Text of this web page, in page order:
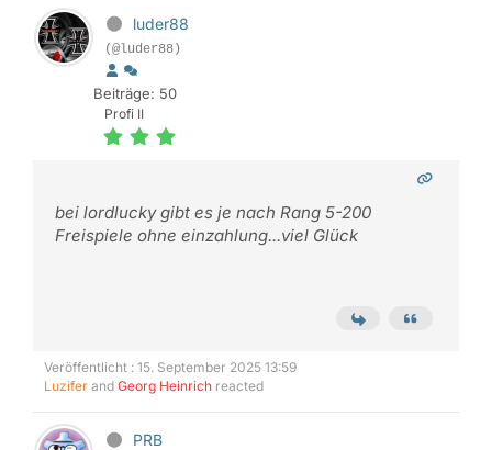
luder88
(@luder88)
Beiträge: 50
Profi II
bei lordlucky gibt es je nach Rang 5-200
Freispiele ohne einzahlung...viel Glück
Veröffentlicht : 15. September 2025 13:59
Luzifer and Georg Heinrich reacted
PRB